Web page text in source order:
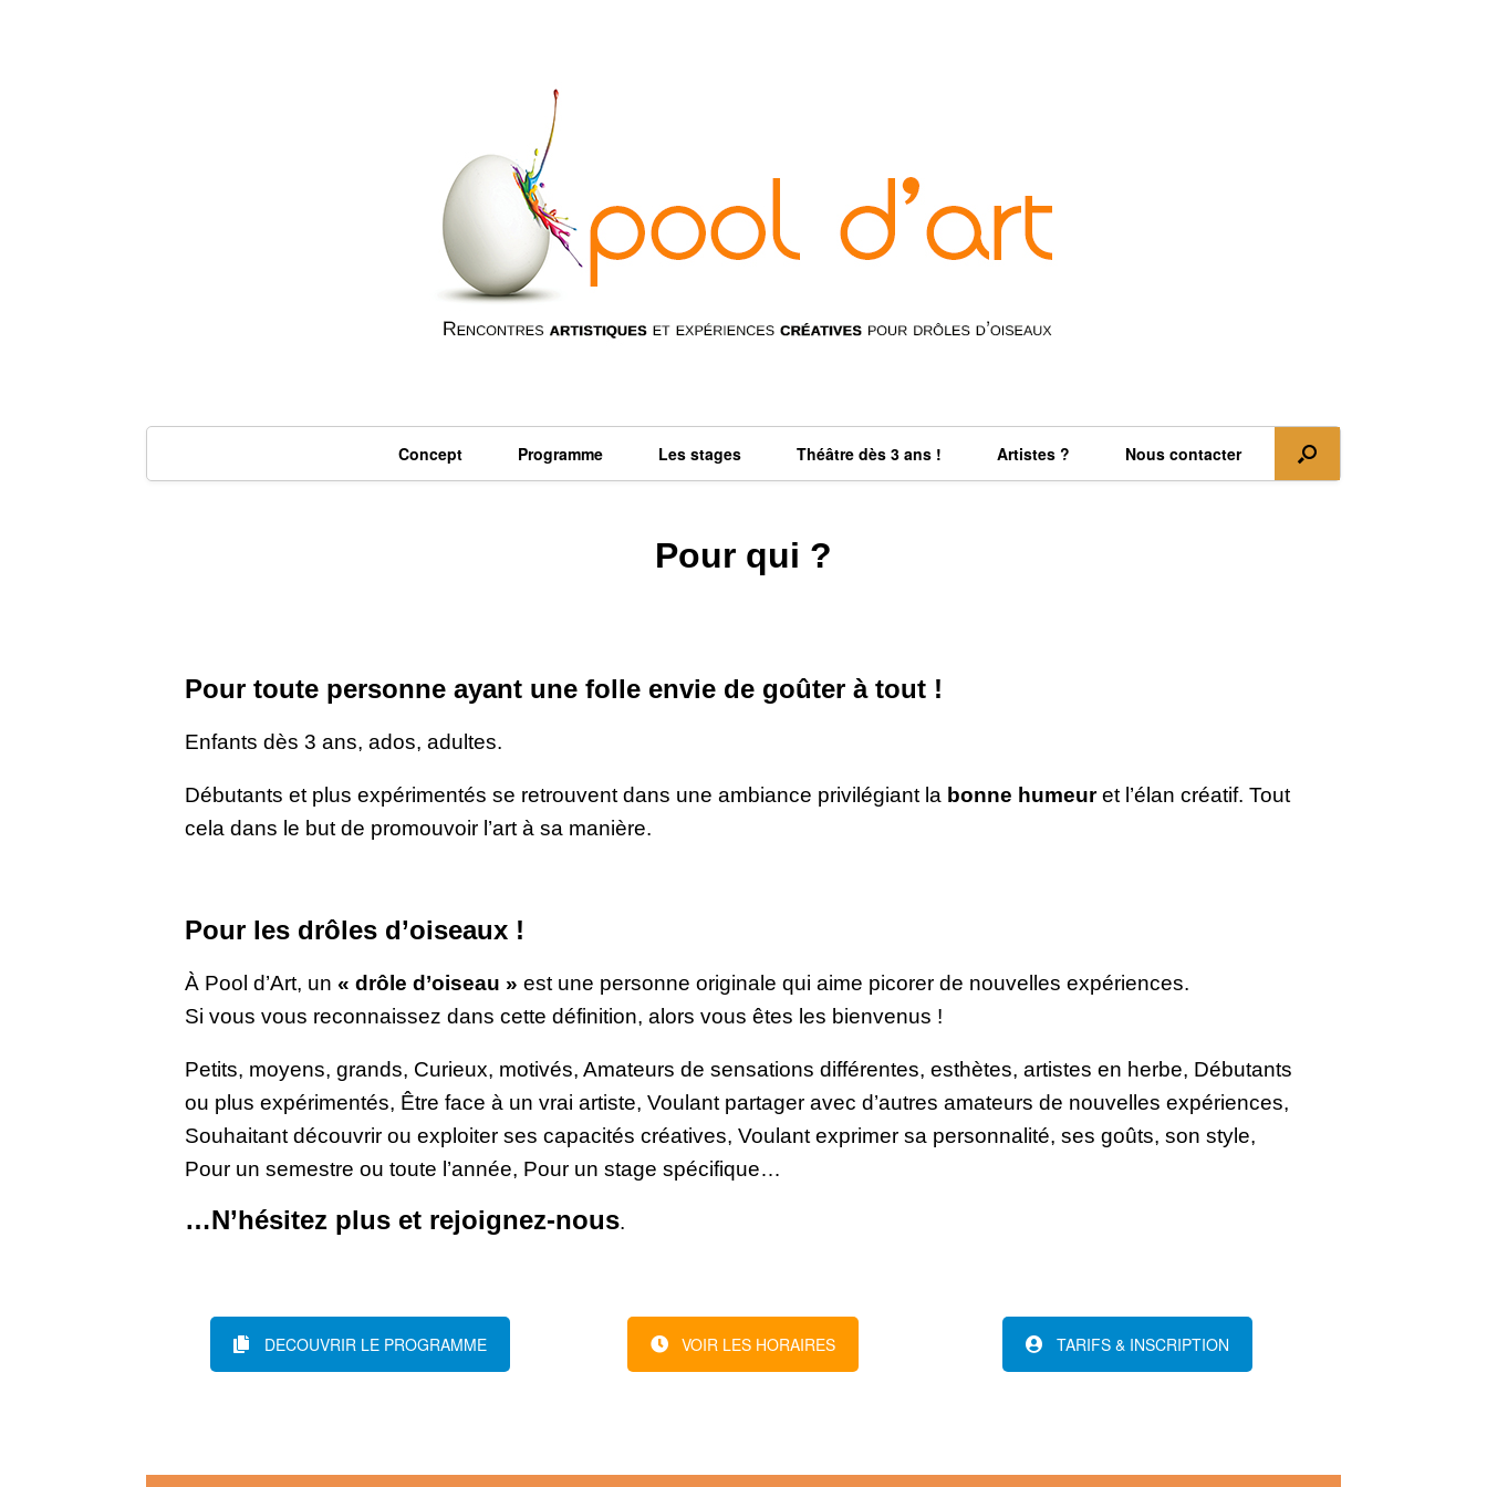
Concept Programme Les stages Théâtre dès 3 ans ! Artistes ? Nous contacter
Pour qui ?
Pour toute personne ayant une folle envie de goûter à tout !
Enfants dès 3 ans, ados, adultes.
Débutants et plus expérimentés se retrouvent dans une ambiance privilégiant la bonne humeuret l’élan créatif. Tout
cela dans le but de promouvoir l’art à sa manière.
Pour les drôles d’oiseaux !
À Pool d’Art, un « drôle d’oiseau » est une personne originale qui aime picorer de nouvelles expériences.
Si vous vous reconnaissez dans cette définition, alors vous êtes les bienvenus !
Petits, moyens, grands, Curieux, motivés, Amateurs de sensations différentes, esthètes, artistes en herbe, Débutants
ou plus expérimentés, Être face à un vrai artiste, Voulant partager avec d’autres amateurs de nouvelles expériences,
Souhaitant découvrir ou exploiter ses capacités créatives, Voulant exprimer sa personnalité, ses goûts, son style,
Pour un semestre ou toute l’année, Pour un stage spécifique…
…N’hésitez plus et rejoignez-nous.
DECOUVRIR LE PROGRAMME VOIR LES HORAIRES TARIFS & INSCRIPTION